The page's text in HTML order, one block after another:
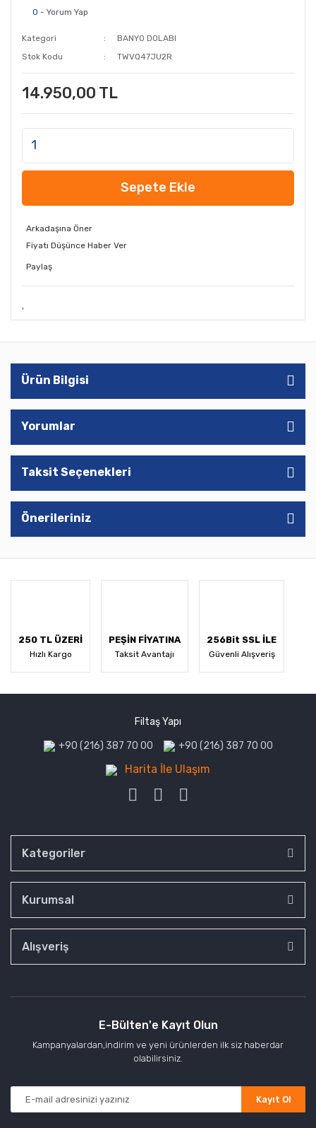
0 - Yorum Yap
Kategori
BANYO DOLABI
Stok Kodu
TWVQ47JU2R
14.950,00 TL
Sepete Ekle
Arkadaşına Öner
Fiyatı Düşünce Haber Ver
Paylaş
Ürün Bilgisi
Yorumlar
Taksit Seçenekleri
Önerileriniz
250 TL ÜZERİ
Hızlı Kargo
PEŞİN FİYATINA
Taksit Avantajı
256Bit SSL İLE
Güvenli Alışveriş
Filtaş Yapı
+90 (216) 387 70 00 +90 (216) 387 70 00
Harita İle Ulaşım
Kategoriler
Kurumsal
Alışveriş
E-Bülten'e Kayıt Olun
Kampanyalardan,indirim ve yeni ürünlerden ilk siz haberdar
olabilirsiniz.
Kayıt Ol